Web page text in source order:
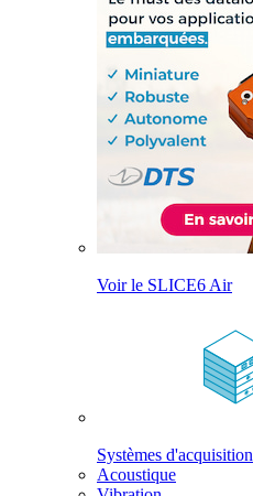
Voir le SLICE6 Air
Systèmes d'acquisition
Acoustique